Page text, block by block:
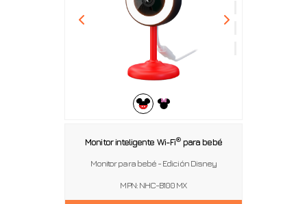
Monitor inteligente Wi-Fi® para bebé
Monitor para bebé - Edición Disney
MPN: NHC-B100 MX